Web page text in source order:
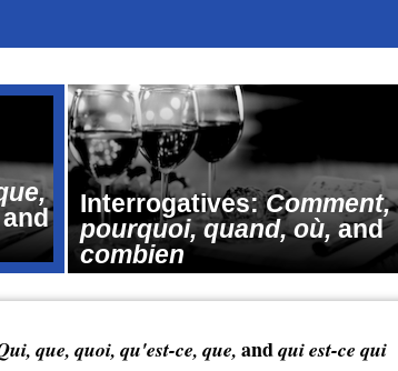
and
Interrogatives:Comment,
pourquoi, quand, où,and
combien
que, quoi, qu'est-ce, que, andqui est-ce qui